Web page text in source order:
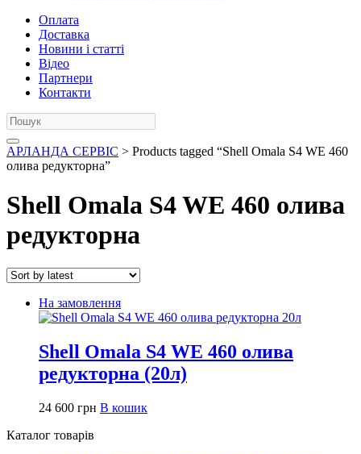
Оплата
Доставка
Новини і статті
Відео
Партнери
Контакти
АРЛАНДА СЕРВІС > Products tagged “Shell Omala S4 WE 460
олива редукторна”
Shell Omala S4 WE 460 олива
редукторна
На замовлення
Shell Omala S4 WE 460 олива
редукторна (20л)
24 600 грн В кошик
Каталог товарів